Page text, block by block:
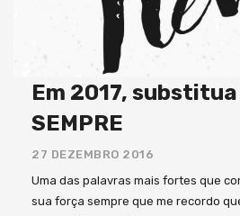
Em 2017, substitua
SEMPRE
27 DEZEMBRO 2016
Uma das palavras mais fortes que
sua força sempre que me recordo